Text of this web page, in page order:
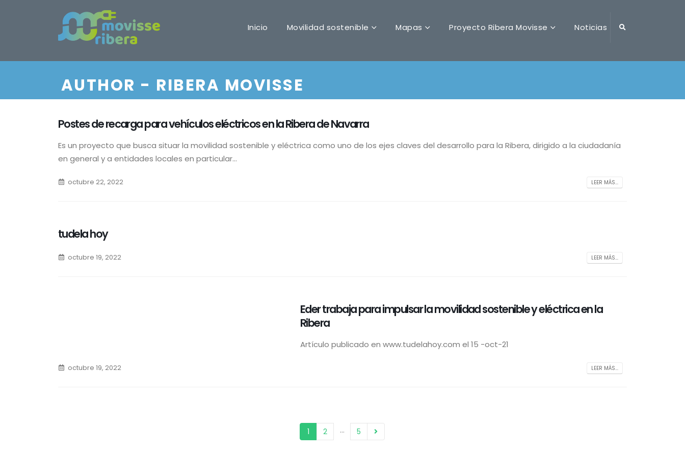
Inicio Movilidad sostenible Mapas Proyecto Ribera Movisse Noticias
AUTHOR - RIBERA MOVISSE
Postes de recarga para vehículos eléctricos en la Ribera de Navarra
Es un proyecto que busca situar la movilidad sostenible y eléctrica como uno de los ejes claves del desarrollo para la Ribera, dirigido a la ciudadanía
en general y a entidades locales en particular...
octubre 22, 2022 LEER MÁS...
tudela hoy
octubre 19, 2022 LEER MÁS...
Eder trabaja para impulsar la movilidad sostenible y eléctrica en la
Ribera
Artículo publicado en www.tudelahoy.com el 15 -oct-21
octubre 19, 2022 LEER MÁS...
1 2 … 5